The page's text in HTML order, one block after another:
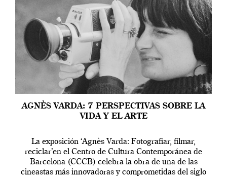
AGNÈS VARDA: 7 PERSPECTIVAS SOBRE LA
VIDA Y EL ARTE
La exposición ‘Agnès Varda: Fotografiar, filmar,
reciclar’en el Centro de Cultura Contemporánea de
Barcelona (CCCB) celebra la obra de una de las
cineastas más innovadoras y comprometidas del siglo